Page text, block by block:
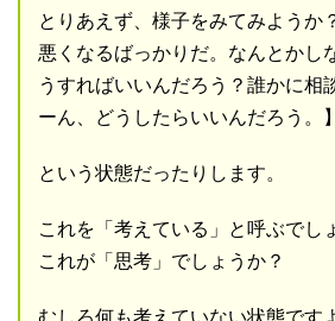
とりあえず、様子をみてみようか
悪くなるばっかりだ。なんとかし
うすればいいんだろう？誰かに相
ーん、どうしたらいいんだろう。】
という状態だったりします。
これを「考えている」と呼ぶでし
これが「思考」でしょうか？
むしろ何も考えていない状態です